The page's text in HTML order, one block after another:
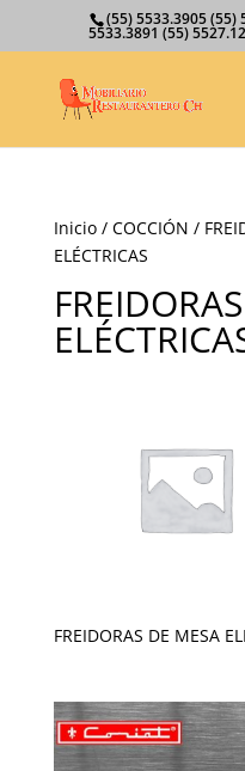
(55) 5533.3905 (55)
5533.3891 (55)
Inicio/ COCCIÓN /
ELÉCTRICAS
FREIDORAS DE MESA